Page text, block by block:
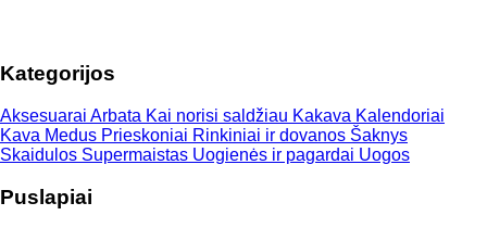
Kategorijos
Aksesuarai Arbata Kai norisi saldžiau Kakava Kalendoriai
Kava Medus Prieskoniai Rinkiniai ir dovanos Šaknys
Skaidulos Supermaistas Uogienės ir pagardai Uogos
Puslapiai